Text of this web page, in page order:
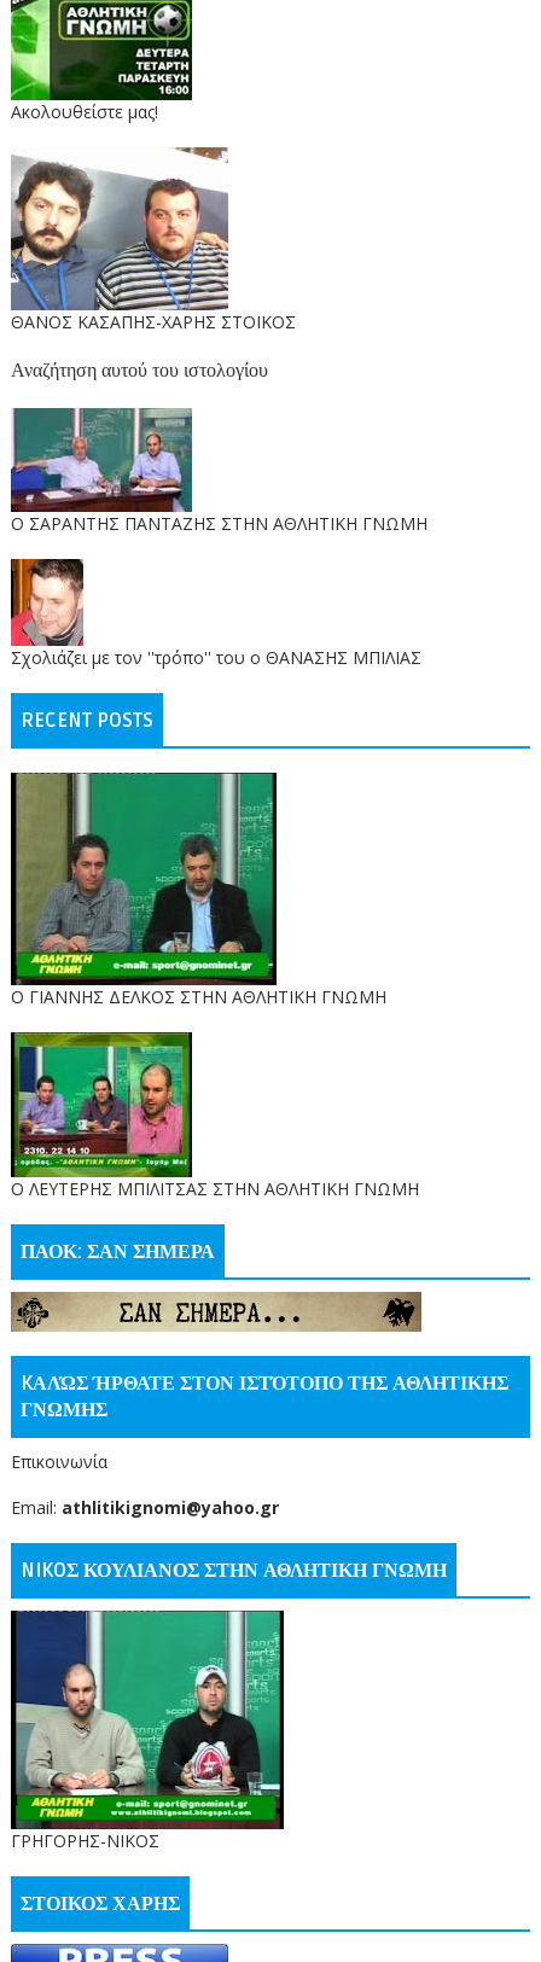
Ακολουθείστε μας!
ΘΑΝΟΣ ΚΑΣΑΠΗΣ-ΧΑΡΗΣ ΣΤΟΙΚΟΣ
Αναζήτηση αυτού του ιστολογίου
O ΣΑΡΑΝΤΗΣ ΠΑΝΤΑΖΗΣ ΣΤΗΝ ΑΘΛΗΤΙΚΗ ΓΝΩΜΗ
Σχολιάζει με τον ''τρόπο'' του ο ΘΑΝΑΣΗΣ ΜΠΙΛΙΑΣ
RECENT POSTS
Ο ΓΙΑΝΝΗΣ ΔΕΛΚΟΣ ΣΤΗΝ ΑΘΛΗΤΙΚΗ ΓΝΩΜΗ
O ΛΕΥΤΕΡΗΣ ΜΠΙΛΙΤΣΑΣ ΣΤΗΝ ΑΘΛΗΤΙΚΗ ΓΝΩΜΗ
ΠΑΟΚ: ΣΑΝ ΣΗΜΕΡΑ
KΑΛΏΣ ΉΡΘΑΤΕ ΣΤΟΝ ΙΣΤΌΤΟΠΟ ΤΗΣ ΑΘΛΗΤΙΚΗΣ
ΓΝΩΜΗΣ
Επικοινωνία
Email: athlitikignomi@yahoo.gr
NIKOΣ ΚΟΥΛΙΑΝΟΣ ΣΤΗΝ ΑΘΛΗΤΙΚΗ ΓΝΩΜΗ
ΓΡΗΓΟΡΗΣ-ΝΙΚΟΣ
ΣΤΟΙΚΟΣ ΧΑΡΗΣ